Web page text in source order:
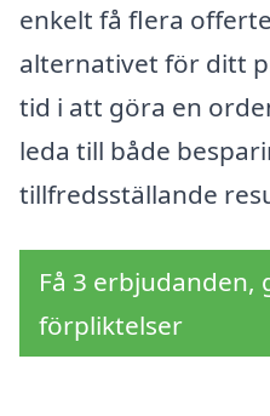
enkelt få flera
alternativet för ditt
tid i att göra en
leda till både
tillfredsställande
Få 3 erbjudanden,
förpliktelser